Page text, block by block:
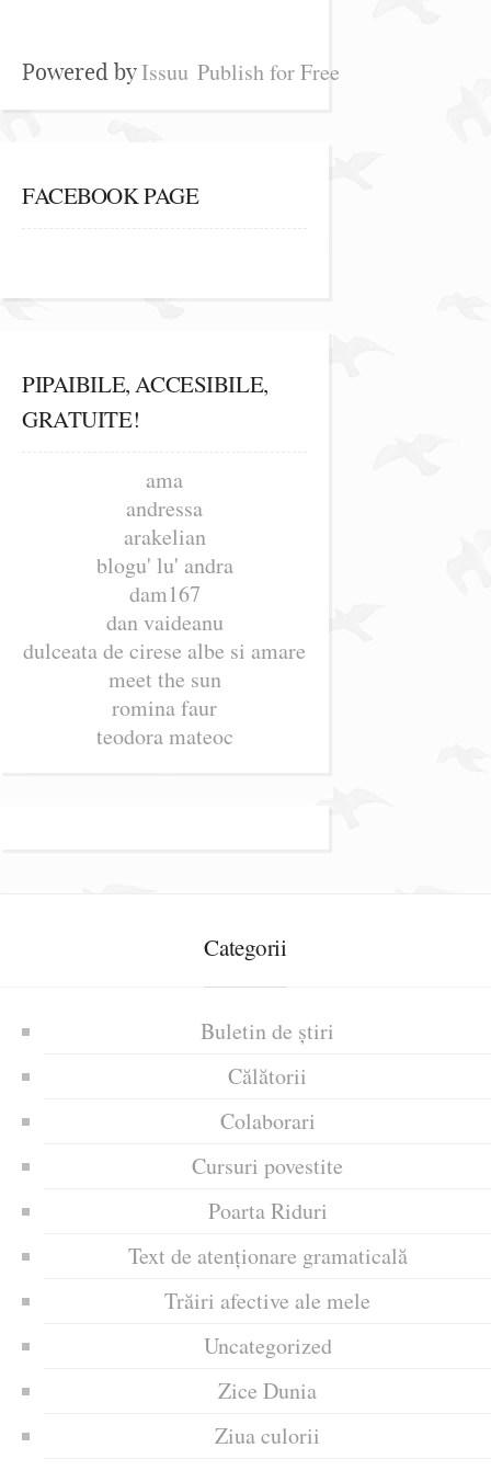
Powered byIssuu Publish for Free
FACEBOOK PAGE
PIPAIBILE, ACCESIBILE,
GRATUITE!
ama
andressa
arakelian
blogu' lu' andra
dam167
dan vaideanu
dulceata de cirese albe si amare
meet the sun
romina faur
teodora mateoc
Categorii
Buletin de știri
Călătorii
Colaborari
Cursuri povestite
Poarta Riduri
Text de atenționare gramaticală
Trăiri afective ale mele
Uncategorized
Zice Dunia
Ziua culorii